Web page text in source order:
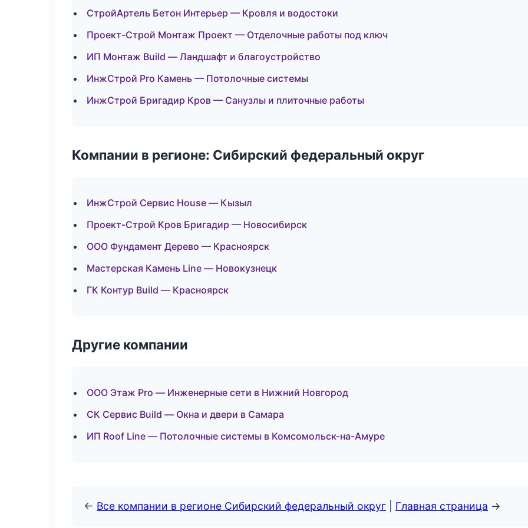
СтройАртель Бетон Интерьер — Кровля и водостоки
Проект-Строй Монтаж Проект — Отделочные работы под ключ
ИП Монтаж Build — Ландшафт и благоустройство
ИнжСтрой Pro Камень — Потолочные системы
ИнжСтрой Бригадир Кров — Санузлы и плиточные работы
Компании в регионе: Сибирский федеральный округ
ИнжСтрой Сервис House — Кызыл
Проект-Строй Кров Бригадир — Новосибирск
ООО Фундамент Дерево — Красноярск
Мастерская Камень Line — Новокузнецк
ГК Контур Build — Красноярск
Другие компании
ООО Этаж Pro — Инженерные сети в Нижний Новгород
СК Сервис Build — Окна и двери в Самара
ИП Roof Line — Потолочные системы в Комсомольск-на-Амуре
← Все компании в регионе Сибирский федеральный округ Главная страница →